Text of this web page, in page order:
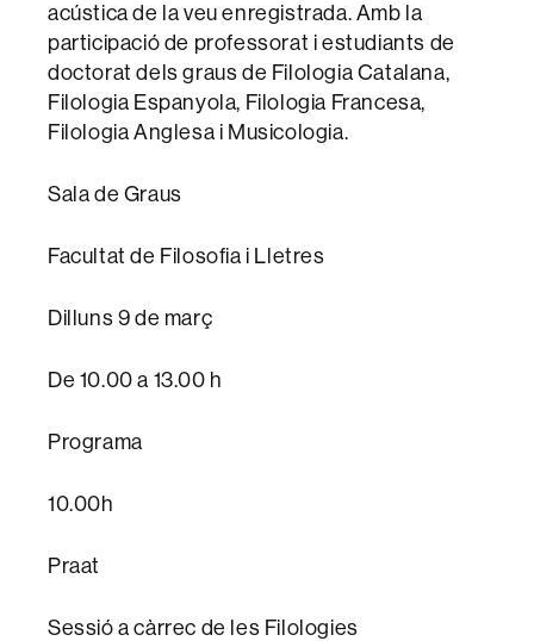
acústica de la veu enregistrada. Amb la
participació de professorat i estudiants de
doctorat dels graus de Filologia Catalana,
Filologia Espanyola, Filologia Francesa,
Filologia Anglesa i Musicologia.
Sala de Graus
Facultat de Filosofia i Lletres
Dilluns 9 de març
De 10.00 a 13.00 h
Programa
10.00h
Praat
Sessió a càrrec de les Filologies